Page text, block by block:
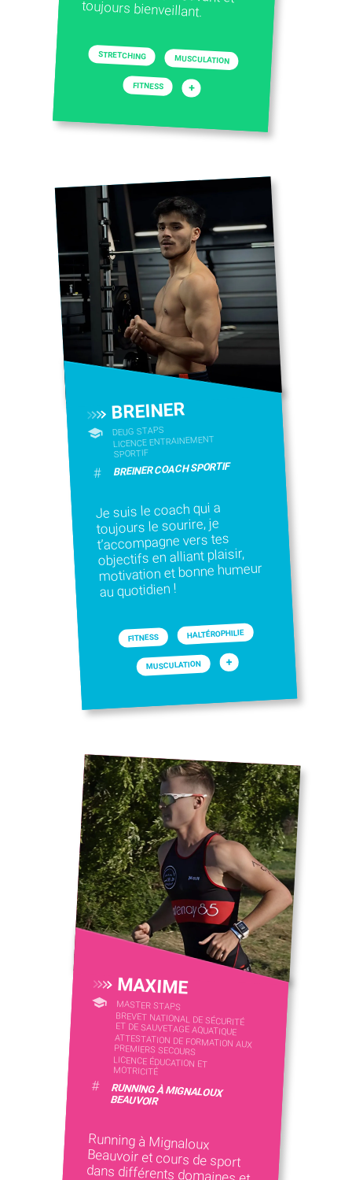
toujours bienveillant.
STRETCHING MUSCULATION
FITNESS +
BREINER
DEUG STAPS
LICENCE ENTRAINEMENT
SPORTIF
# BREINER COACH SPORTIF
Je suis le coach qui a
toujours le sourire, je
t’accompagne vers tes
objectifs en alliant plaisir,
motivation et bonne humeur
au quotidien !
FITNESS HALTÉROPHILIE
MUSCULATION +
MAXIME
MASTER STAPS
BREVET NATIONAL DE SÉCURITÉ
ET DE SAUVETAGE AQUATIQUE
ATTESTATION DE FORMATION AUX
PREMIERS SECOURS
LICENCE ÉDUCATION ET
MOTRICITÉ
# RUNNING À MIGNALOUX
BEAUVOIR
Running à Mignaloux
Beauvoir et cours de sport
dans différents domaines et
pour différents objectifs
(remise en forme,
perfectionnement,